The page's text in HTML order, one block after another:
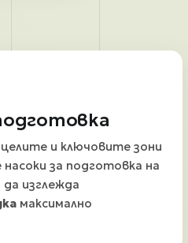
и ключовите зони
за подготовка на
изглежда
максимално